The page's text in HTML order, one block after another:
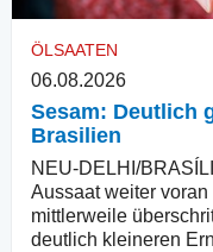
ÖLSAATEN
06.08.2026
Sesam: Deutlich
Brasilien
NEU-DELHI/
Aussaat weiter
mittlerweile
deutlich kleineren